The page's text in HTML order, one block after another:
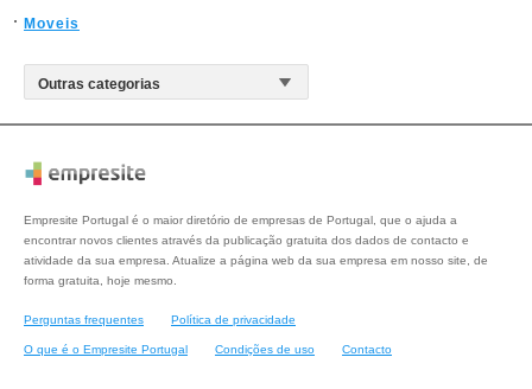
Moveis
Empresite Portugal é o maior diretório de empresas de Portugal, que o ajuda a
encontrar novos clientes através da publicação gratuita dos dados de contacto e
atividade da sua empresa. Atualize a página web da sua empresa em nosso site, de
forma gratuita, hoje mesmo.
Perguntas frequentes Política de privacidade
O que é o Empresite Portugal Condições de uso Contacto